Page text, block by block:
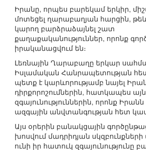
Իրանը, որպես բարեկամ երկիր,
մոտեցել ղարաբաղյան հարցին,
կարող բարձրաձայնել շատ
քաղաքականություններ, որոնք
իրականացվում են։
Լեռնային Ղարաբաղը երկար
Իսլամական Հանրապետության
պետք է կարևորությամբ նայել
դիրքորոշումներին, հատկապես այն
զգայունություններին, որոնք Իրանն
ազգային անվտանգության հետ
Այս օրերին բանակցային
խոսվում մադրիդյան
ունի իր հատուկ զգայունությունը